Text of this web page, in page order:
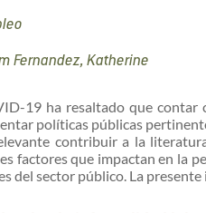
Fernandez, Katherine
19 ha resaltado que
políticas públicas
contribuir a la
factores que impactan en la
del sector público. La presente